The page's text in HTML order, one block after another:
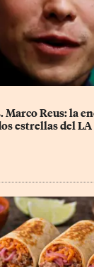
Marco Reus: la
estrellas del